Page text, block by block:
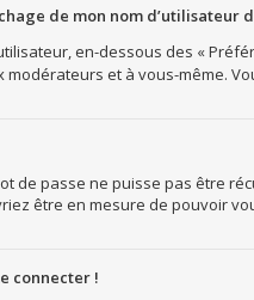
de mon nom d’utilisateur
en-dessous des «
modérateurs et à vous-même.
de passe ne puisse pas être
être en mesure de pouvoir
connecter !